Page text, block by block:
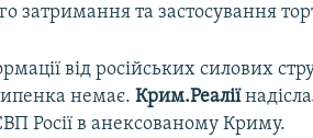
затримання та застосування
від російських силових
немає.Крим.Реалії
Росії в анексованому Криму.